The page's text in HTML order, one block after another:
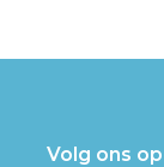
Volg ons